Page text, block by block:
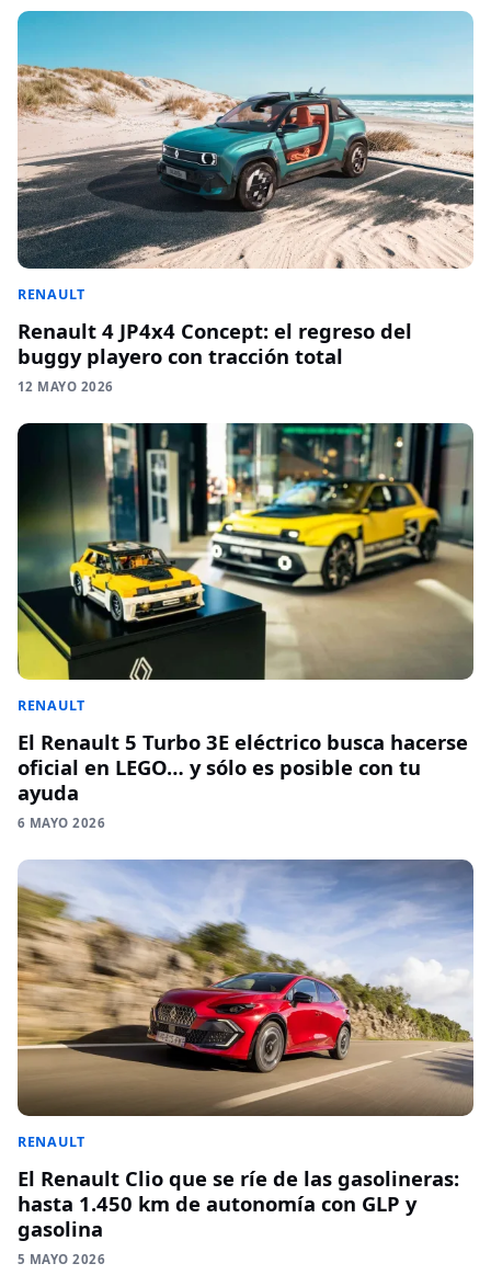
RENAULT
Renault 4 JP4x4 Concept: el regreso del
buggy playero con tracción total
12 MAYO 2026
RENAULT
El Renault 5 Turbo 3E eléctrico busca hacerse
oficial en LEGO… y sólo es posible con tu
ayuda
6 MAYO 2026
RENAULT
El Renault Clio que se ríe de las gasolineras:
hasta 1.450 km de autonomía con GLP y
gasolina
5 MAYO 2026